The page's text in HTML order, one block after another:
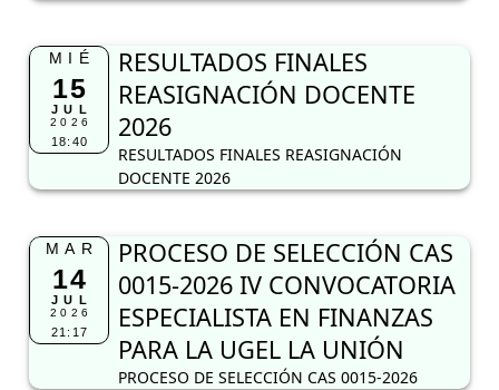
MIÉ
15
JUL
2026
18:40
RESULTADOS FINALES
REASIGNACIÓN DOCENTE
2026
RESULTADOS FINALES REASIGNACIÓN
DOCENTE 2026
MAR
14
JUL
2026
21:17
PROCESO DE SELECCIÓN CAS
0015-2026 IV CONVOCATORIA
ESPECIALISTA EN FINANZAS
PARA LA UGEL LA UNIÓN
PROCESO DE SELECCIÓN CAS 0015-2026